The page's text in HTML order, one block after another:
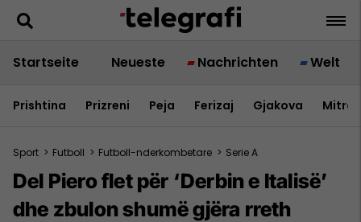
Startseite Neueste Nachrichten Welt
Prishtina Prizreni Peja Ferizaj Gjakova
Sport > Futboll > Futboll-nderkombetare > Serie A
Del Piero flet për ‘Derbin e Italisë’
dhe zbulon shumë gjëra rreth